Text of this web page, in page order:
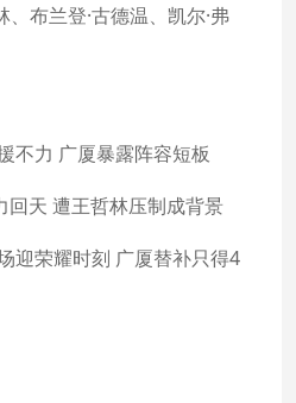
布兰登·古德温、凯尔·弗
不力 广厦暴露阵容短板
回天 遭王哲林压制成背景
迎荣耀时刻 广厦替补只得4